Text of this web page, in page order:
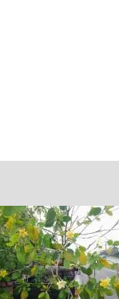
เมตร ปลายแยก
านนอกมีขนละเ
เมตร มีติ่งที่ปล
เมล็ด พบตามป่
อนมกราคมถึงมี
ลราชธานี ใช้ เ